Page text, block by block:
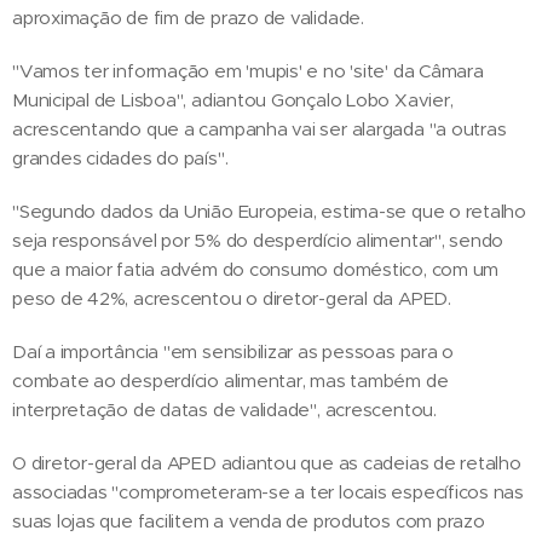
aproximação de fim de prazo de validade.
"Vamos ter informação em 'mupis' e no 'site' da Câmara
Municipal de Lisboa", adiantou Gonçalo Lobo Xavier,
acrescentando que a campanha vai ser alargada "a outras
grandes cidades do país".
"Segundo dados da União Europeia, estima-se que o retalho
seja responsável por 5% do desperdício alimentar", sendo
que a maior fatia advém do consumo doméstico, com um
peso de 42%, acrescentou o diretor-geral da APED.
Daí a importância "em sensibilizar as pessoas para o
combate ao desperdício alimentar, mas também de
interpretação de datas de validade", acrescentou.
O diretor-geral da APED adiantou que as cadeias de retalho
associadas "comprometeram-se a ter locais específicos nas
suas lojas que facilitem a venda de produtos com prazo